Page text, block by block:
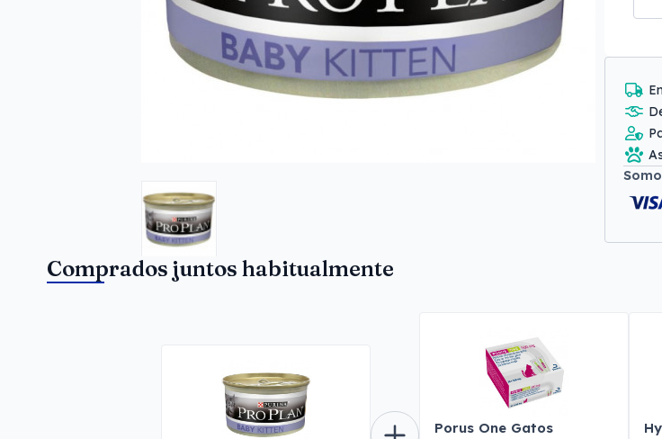
Comprados juntos habitualmente
Porus One Gatos